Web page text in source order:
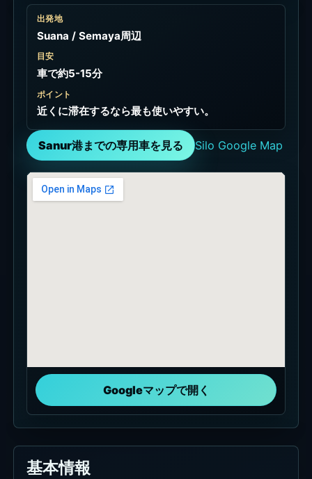
出発地
Suana / Semaya周辺
目安
車で約5-15分
ポイント
近くに滞在するなら最も使いやすい。
Sanur港までの専用車を見る Silo Google Map
Googleマップで開く
基本情報